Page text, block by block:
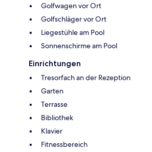
Golfwagen vor Ort
Golfschläger vor Ort
Liegestühle am Pool
Sonnenschirme am Pool
Einrichtungen
Tresorfach an der Rezeption
Garten
Terrasse
Bibliothek
Klavier
Fitnessbereich